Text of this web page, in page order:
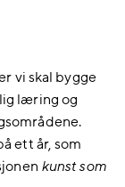
vi skal bygge
læring og
ett år, som
kunst som